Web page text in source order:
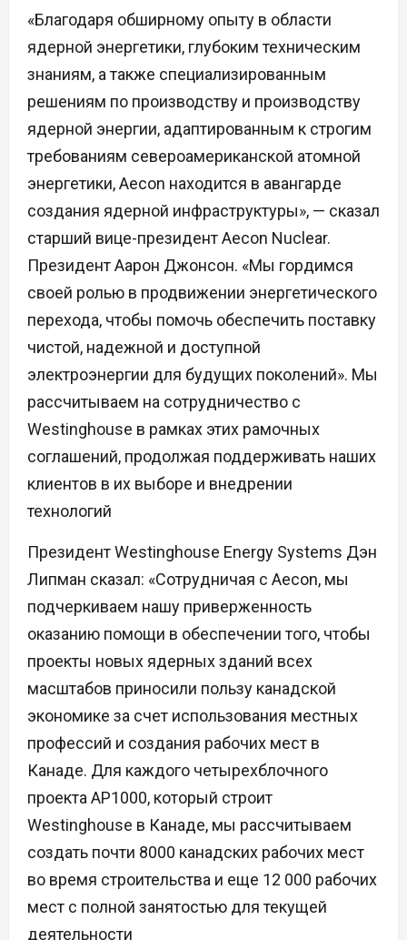
«Благодаря обширному опыту в области
ядерной энергетики, глубоким техническим
знаниям, а также специализированным
решениям по производству и производству
ядерной энергии, адаптированным к строгим
требованиям североамериканской атомной
энергетики, Aecon находится в авангарде
создания ядерной инфраструктуры», — сказал
старший вице-президент Aecon Nuclear.
Президент Аарон Джонсон. «Мы гордимся
своей ролью в продвижении энергетического
перехода, чтобы помочь обеспечить поставку
чистой, надежной и доступной
электроэнергии для будущих поколений». Мы
рассчитываем на сотрудничество с
Westinghouse в рамках этих рамочных
соглашений, продолжая поддерживать наших
клиентов в их выборе и внедрении
технологий
Президент Westinghouse Energy Systems Дэн
Липман сказал: «Сотрудничая с Aecon, мы
подчеркиваем нашу приверженность
оказанию помощи в обеспечении того, чтобы
проекты новых ядерных зданий всех
масштабов приносили пользу канадской
экономике за счет использования местных
профессий и создания рабочих мест в
Канаде. Для каждого четырехблочного
проекта AP1000, который строит
Westinghouse в Канаде, мы рассчитываем
создать почти 8000 канадских рабочих мест
во время строительства и еще 12 000 рабочих
мест с полной занятостью для текущей
деятельности